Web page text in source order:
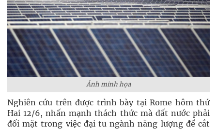
Ảnh minh họa
Nghiên cứu trên được trình bày tại Rome hôm thứ
Hai 12/6, nhấn mạnh thách thức mà đất nước phải
đối mặt trong việc đại tu ngành năng lượng để cắt